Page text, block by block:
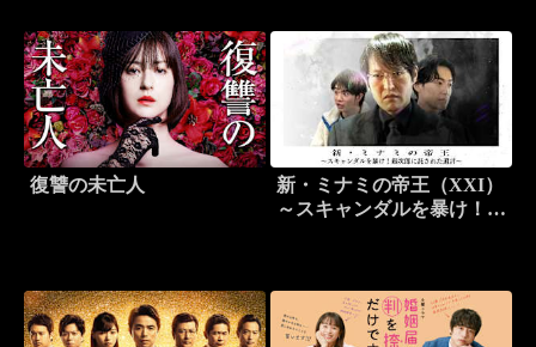
復讐の未亡人
新・ミナミの帝王（XXI）
～スキャンダルを暴け！銀